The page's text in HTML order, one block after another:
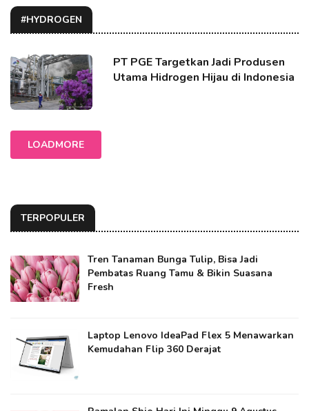
#HYDROGEN
PT PGE Targetkan Jadi Produsen
Utama Hidrogen Hijau di Indonesia
LOADMORE
TERPOPULER
Tren Tanaman Bunga Tulip, Bisa Jadi
Pembatas Ruang Tamu & Bikin Suasana
Fresh
Laptop Lenovo IdeaPad Flex 5 Menawarkan
Kemudahan Flip 360 Derajat